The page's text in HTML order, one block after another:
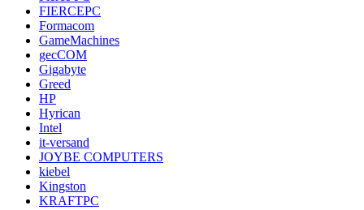
FIERCEPC
Formacom
GameMachines
gecCOM
Gigabyte
Greed
HP
Hyrican
Intel
it-versand
JOYBE COMPUTERS
kiebel
Kingston
KRAFTPC